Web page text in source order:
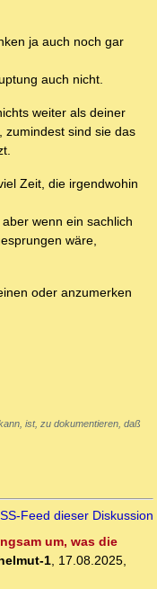
ja auch noch gar
auch nicht.
weiter als deiner
zumindest sind sie das
Zeit, die irgendwohin
wenn ein sachlich
wäre,
oder anzumerken
ist, zu dokumentieren, daß
Feed dieser Diskussion
um, was die
1, 17.08.2025,